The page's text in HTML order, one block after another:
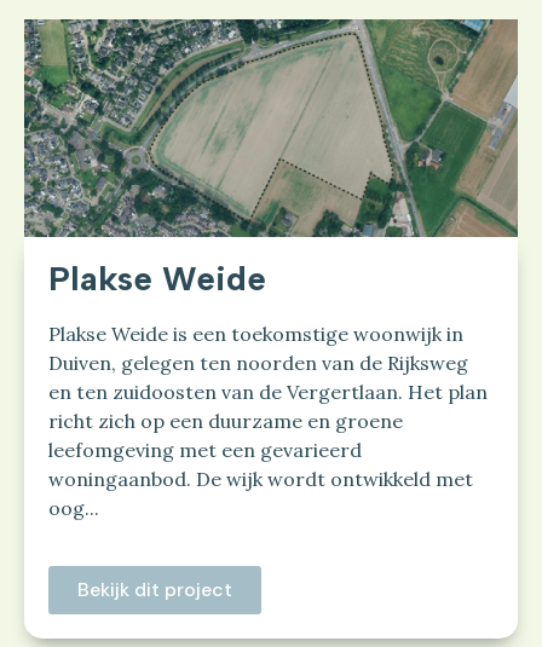
Plakse Weide
Plakse Weide is een toekomstige woonwijk in
Duiven, gelegen ten noorden van de Rijksweg
en ten zuidoosten van de Vergertlaan. Het plan
richt zich op een duurzame en groene
leefomgeving met een gevarieerd
woningaanbod. De wijk wordt ontwikkeld met
oog...
Bekijk dit project